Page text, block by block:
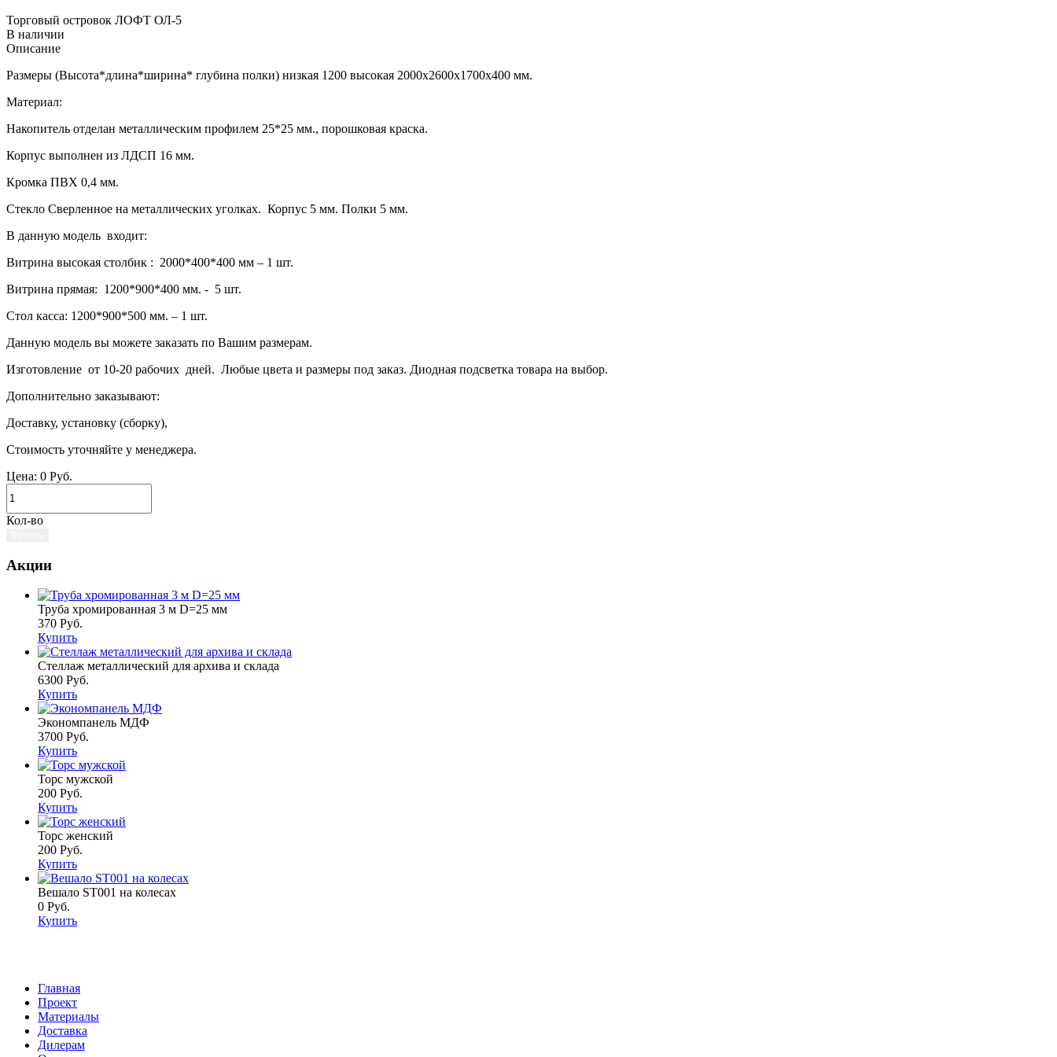
Торговый островок ЛОФТ ОЛ-5
В наличии
Описание
Размеры (Высота*длина*ширина* глубина полки) низкая 1200 высокая 2000х2600х1700х400 мм.
Материал:
Накопитель отделан металлическим профилем 25*25 мм., порошковая краска.
Корпус выполнен из ЛДСП 16 мм.
Кромка ПВХ 0,4 мм.
Стекло Сверленное на металлических уголках. Корпус 5 мм. Полки 5 мм.
В данную модель входит:
Витрина высокая столбик : 2000*400*400 мм – 1 шт.
Витрина прямая: 1200*900*400 мм. - 5 шт.
Стол касса: 1200*900*500 мм. – 1 шт.
Данную модель вы можете заказать по Вашим размерам.
Изготовление от 10-20 рабочих дней. Любые цвета и размеры под заказ. Диодная подсветка товара на выбор.
Дополнительно заказывают:
Доставку, установку (сборку),
Стоимость уточняйте у менеджера.
Цена: 0 Руб.
Кол-во
Акции
Труба хромированная 3 м D=25 мм
370 Руб.
Купить
Стеллаж металлический для архива и склада
6300 Руб.
Купить
Экономпанель МДФ
3700 Руб.
Купить
Торс мужской
200 Руб.
Купить
Торс женский
200 Руб.
Купить
Вешало ST001 на колесах
0 Руб.
Купить
Главнaя
Проект
Материалы
Доставка
Дилерам